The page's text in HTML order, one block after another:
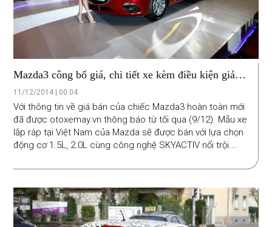
Mazda3 công bố giá, chi tiết xe kèm điều kiện giảm
tiền
11/12/2014 | 00:04
Với thông tin về giá bán của chiếc Mazda3 hoàn toàn mới
đã được otoxemay.vn thông báo từ tối qua (9/12). Mẫu xe
lắp ráp tại Việt Nam của Mazda sẽ được bán với lựa chọn
động cơ 1.5L, 2.0L cùng công nghệ SKYACTIV nổi trội.
đưa luôn điều kiện để được giảm giá tiếp.